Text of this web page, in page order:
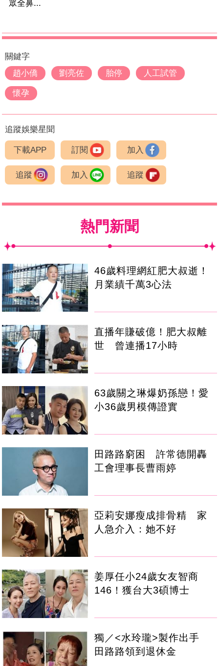
眾全鼻...
關鍵字
趙小僑
劉亮佐 胎停 人工試管
懷孕
追蹤娛樂星聞
下載APP 訂閱 加入
追蹤 加入 追蹤
熱門新聞
46歲料理網紅肥大叔逝！
月業績千萬3心法
直播年賺破億！肥大叔離
世 曾連播17小時
63歲關之琳爆奶孫戀！愛
小36歲男模傳證實
田路路窮困 許常德開轟
工會理事長曹雨婷
亞莉安娜瘦成排骨精 家
人急介入：她不好
姜厚任小24歲女友智商
146！獲台大3碩博士
獨／<水玲瓏>製作出手
田路路領到退休金